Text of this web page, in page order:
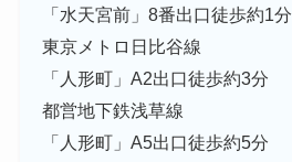
「水天宮前」8番出口徒歩約1分
東京メトロ日比谷線
「人形町」A2出口徒歩約3分
都営地下鉄浅草線
「人形町」A5出口徒歩約5分